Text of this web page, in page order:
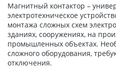
Магнитный контактор –
электротехническое
монтажа сложных схем
зданиях, сооружениях, на
промышленных объектах.
сложного оборудования,
отключения.